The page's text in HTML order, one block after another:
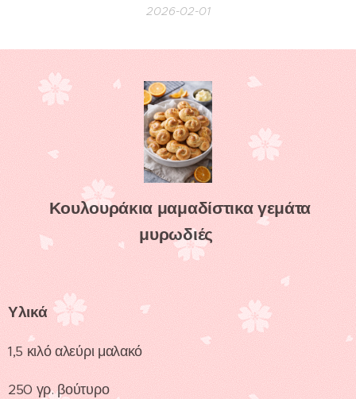
2026-02-01
Κουλουράκια μαμαδίστικα γεμάτα
μυρωδιές
Υλικά
1,5 κιλό αλεύρι μαλακό
250 γρ. βούτυρο